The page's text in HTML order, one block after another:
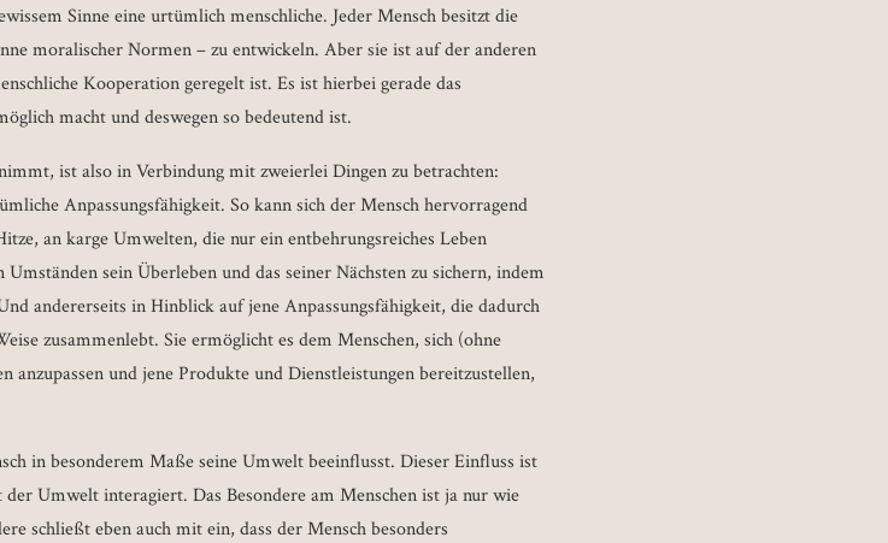
Sinne eine urtümlich menschliche. Jeder Mensch besitzt die
moralischer Normen – zu entwickeln. Aber sie ist auf der anderen
Kooperation geregelt ist. Es ist hierbei gerade das
macht und deswegen so bedeutend ist.
ist also in Verbindung mit zweierlei Dingen zu betrachten:
Anpassungsfähigkeit. So kann sich der Mensch hervorragend
an karge Umwelten, die nur ein entbehrungsreiches Leben
sein Überleben und das seiner Nächsten zu sichern, indem
andererseits in Hinblick auf jene Anpassungsfähigkeit, die dadurch
zusammenlebt. Sie ermöglicht es dem Menschen, sich (ohne
anzupassen und jene Produkte und Dienstleistungen bereitzustellen,
in besonderem Maße seine Umwelt beeinflusst. Dieser Einfluss ist
Umwelt interagiert. Das Besondere am Menschen ist ja nur wie
schließt eben auch mit ein, dass der Mensch besonders